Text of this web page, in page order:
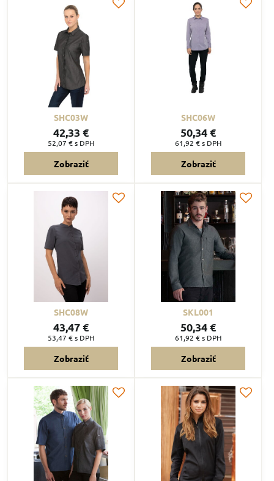
SHC03W
42,33 €
52,07 €s DPH
Zobraziť
SHC06W
50,34 €
61,92 €s DPH
Zobraziť
SHC08W
43,47 €
53,47 €s DPH
Zobraziť
SKL001
50,34 €
61,92 €s DPH
Zobraziť